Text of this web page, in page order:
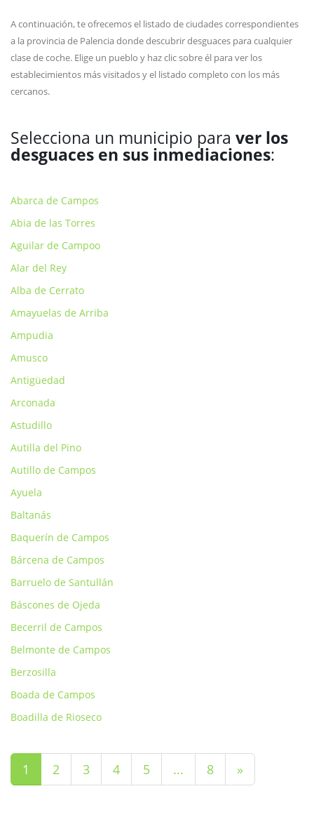
A continuación, te ofrecemos el listado de ciudades correspondientes
a la provincia de Palencia donde descubrir desguaces para cualquier
clase de coche. Elige un pueblo y haz clic sobre él para ver los
establecimientos más visitados y el listado completo con los más
cercanos.
Selecciona un municipio para ver los
desguaces en sus inmediaciones:
Abarca de Campos
Abia de las Torres
Aguilar de Campoo
Alar del Rey
Alba de Cerrato
Amayuelas de Arriba
Ampudia
Amusco
Antigüedad
Arconada
Astudillo
Autilla del Pino
Autillo de Campos
Ayuela
Baltanás
Baquerín de Campos
Bárcena de Campos
Barruelo de Santullán
Báscones de Ojeda
Becerril de Campos
Belmonte de Campos
Berzosilla
Boada de Campos
Boadilla de Rioseco
1 (current)
2 3 4 5 ... 8 »